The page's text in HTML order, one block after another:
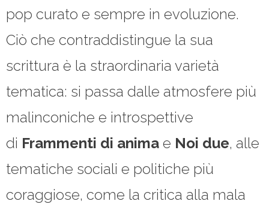
pop curato e sempre in evoluzione.
Ciò che contraddistingue la sua
scrittura è la straordinaria varietà
tematica: si passa dalle atmosfere più
malinconiche e introspettive
di Frammenti di anima e Noi due, alle
tematiche sociali e politiche più
coraggiose, come la critica alla mala